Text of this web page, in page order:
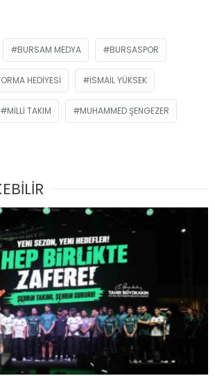
BURSAM MEDYA BURSASPOR
HEDIYESI İSMAIL YÜKSEK
MILLI TAKIM MUHAMMED ŞENGEZER